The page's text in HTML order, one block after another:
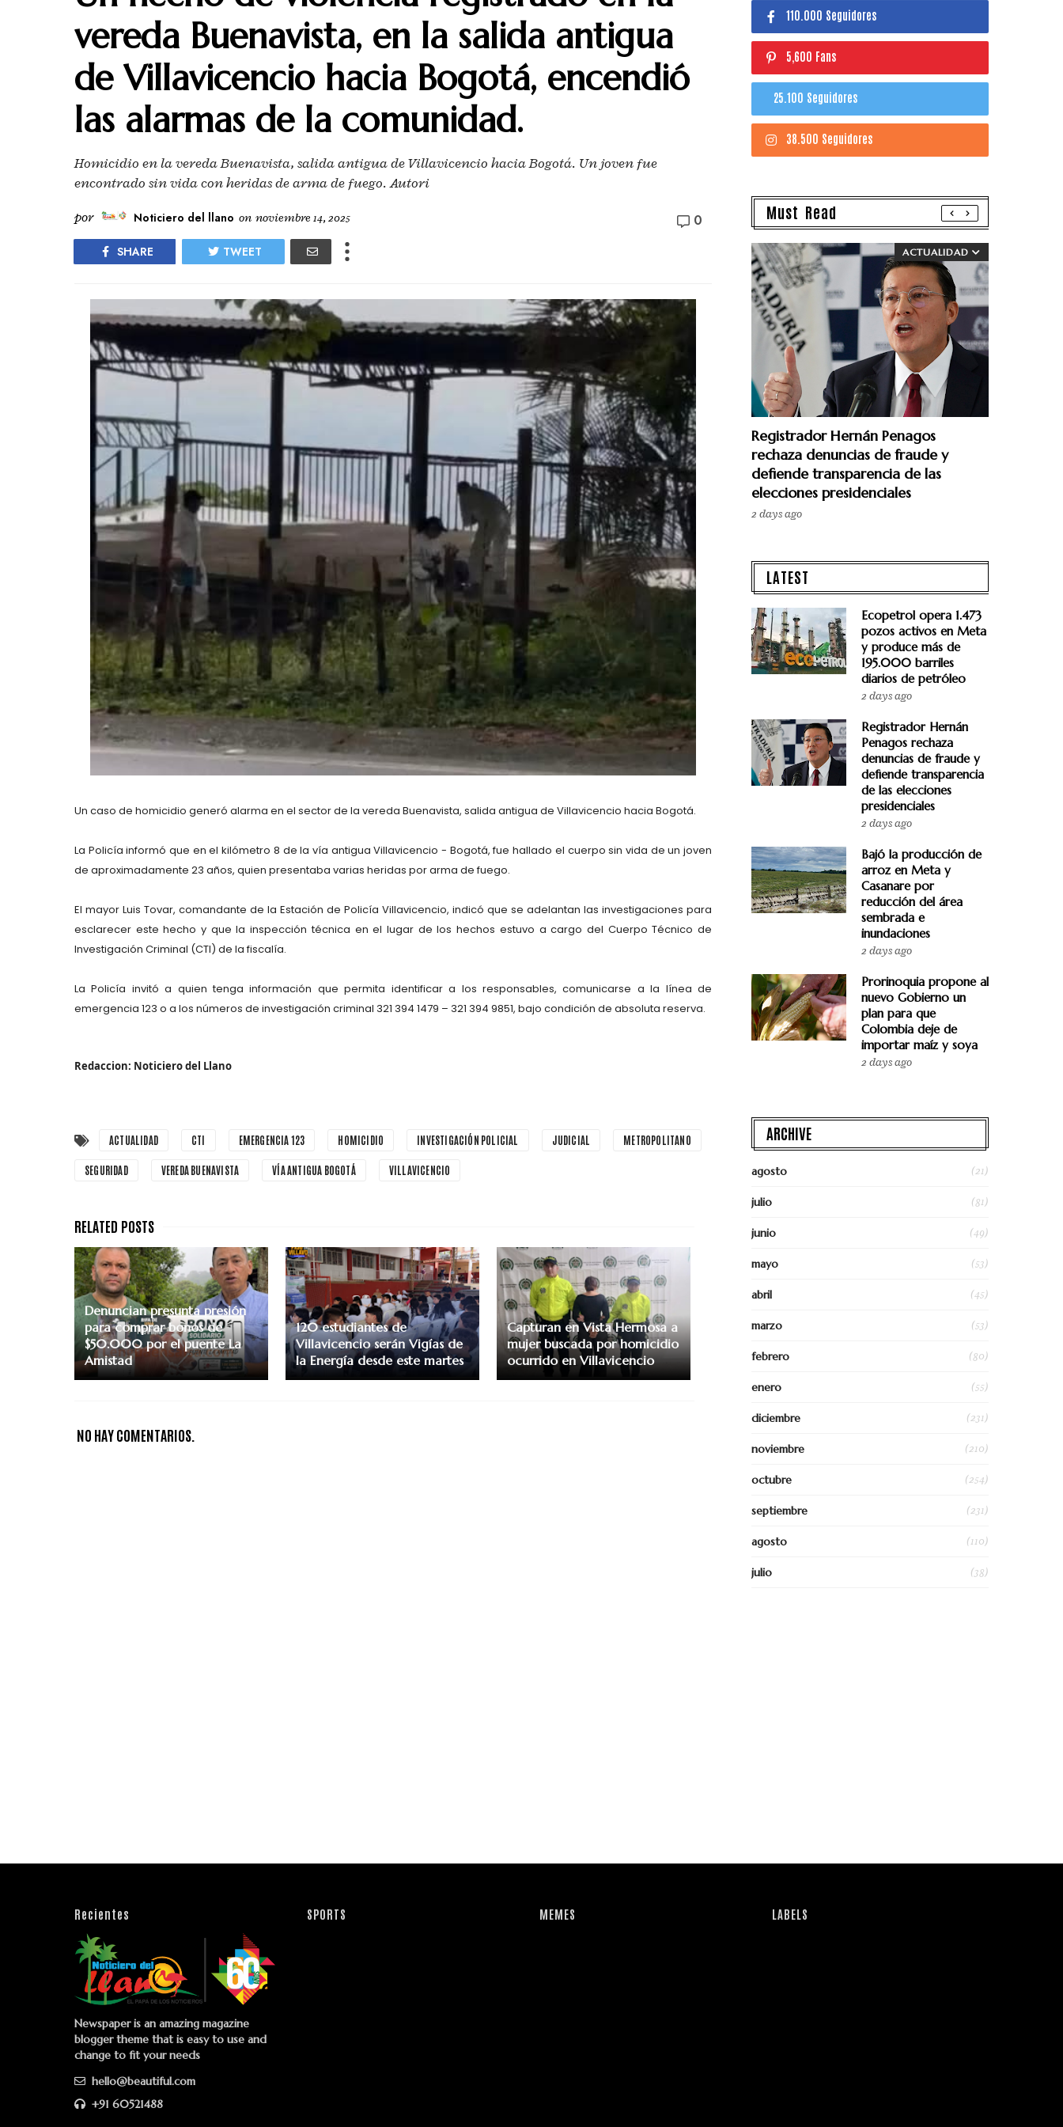
vereda Buenavista, en la salida antigua
de Villavicencio hacia Bogotá, encendió
las alarmas de la comunidad.
Homicidio en la vereda Buenavista, salida antigua de Villavicencio hacia Bogotá. Un joven fue
encontrado sin vida con heridas de arma de fuego. Autori
por Noticiero del llano on noviembre 14, 2025 0
SHARE TWEET
Un caso de homicidio generó alarma en el sector de la vereda Buenavista, salida antigua de Villavicencio hacia Bogotá.
La Policía informó que en el kilómetro 8 de la vía antigua Villavicencio - Bogotá, fue hallado el cuerpo sin vida de un joven
de aproximadamente 23 años, quien presentaba varias heridas por arma de fuego.
El mayor Luis Tovar, comandante de la Estación de Policía Villavicencio, indicó que se adelantan las investigaciones para
esclarecer este hecho y que la inspección técnica en el lugar de los hechos estuvo a cargo del Cuerpo Técnico de
Investigación Criminal (CTI) de la fiscalía.
La Policía invitó a quien tenga información que permita identificar a los responsables, comunicarse a la línea de
emergencia 123 o a los números de investigación criminal 321 394 1479 – 321 394 9851, bajo condición de absoluta reserva.
Redaccion: Noticiero del Llano
ACTUALIDAD CTI EMERGENCIA 123 HOMICIDIO INVESTIGACIÓN POLICIAL JUDICIAL METROPOLITANO
SEGURIDAD VEREDA BUENAVISTA VÍA ANTIGUA BOGOTÁ VILLAVICENCIO
Denuncian presunta presión
para comprar bonos de
$50.000 por el puente La
Amistad
120 estudiantes de
Villavicencio serán Vigías de
la Energía desde este martes
Capturan en Vista Hermosa a
mujer buscada por homicidio
ocurrido en Villavicencio
NO HAY COMENTARIOS.
110.000 Seguidores
5,600 Fans
25.100 Seguidores
38.500 Seguidores
Must Read
ACTUALIDAD
Registrador Hernán Penagos
rechaza denuncias de fraude y
defiende transparencia de las
elecciones presidenciales
2 days ago
LATEST
Ecopetrol opera 1.473
pozos activos en Meta
y produce más de
195.000 barriles
diarios de petróleo
2 days ago
Registrador Hernán
Penagos rechaza
denuncias de fraude y
defiende transparencia
de las elecciones
presidenciales
2 days ago
Bajó la producción de
arroz en Meta y
Casanare por
reducción del área
sembrada e
inundaciones
2 days ago
Prorinoquia propone al
nuevo Gobierno un
plan para que
Colombia deje de
importar maíz y soya
2 days ago
ARCHIVE
agosto (21)
julio (81)
junio (49)
mayo (53)
abril (45)
marzo (53)
febrero (80)
enero (55)
diciembre (231)
noviembre (210)
octubre (254)
septiembre (231)
agosto (110)
julio (38)
Recientes
Newspaper is an amazing magazine
blogger theme that is easy to use and
change to fit your needs
hello@beautiful.com
+91 60521488
SPORTS MEMES LABELS